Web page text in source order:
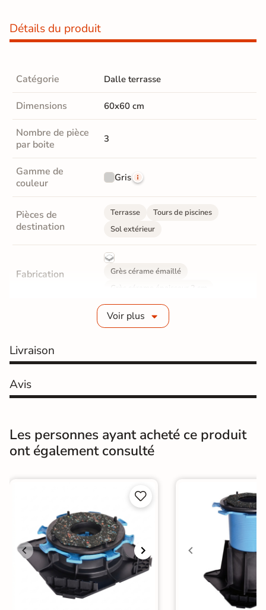
Détails du produit
Catégorie Dalle terrasse
Dimensions 60x60 cm
Nombre de pièce
par boite
3
Gamme de
couleur
Gris
Pièces de
destination
Terrasse
Tours de piscines
Sol extérieur
Fabrication
Grès cérame émaillé
Grès cérame épaisseur 2 cm
20 mm
Coefficient
antidérapant
Résistance à
l'usure
Bords rectifié
Antidérapante
Nombres de
tampons
36
Résistant au Gel Oui
Variation de la
Voir plus
Livraison
Avis
Les personnes ayant acheté ce produit
ont également consulté

